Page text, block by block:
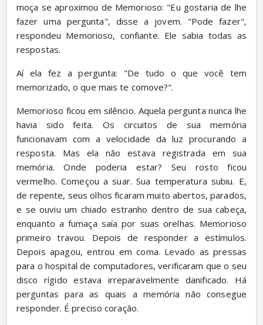
moça se aproximou de Memorioso: "Eu gostaria de lhe
fazer uma pergunta", disse a jovem. "Pode fazer",
respondeu Memorioso, confiante. Ele sabia todas as
respostas.
Aí ela fez a pergunta: "De tudo o que você tem
memorizado, o que mais te comove?".
Memorioso ficou em silêncio. Aquela pergunta nunca lhe
havia sido feita. Os circuitos de sua memória
funcionavam com a velocidade da luz procurando a
resposta. Mas ela não estava registrada em sua
memória. Onde poderia estar? Seu rosto ficou
vermelho. Começou a suar. Sua temperatura subiu. E,
de repente, seus olhos ficaram muito abertos, parados,
e se ouviu um chiado estranho dentro de sua cabeça,
enquanto a fumaça saía por suas orelhas. Memorioso
primeiro travou. Depois de responder a estímulos.
Depois apagou, entrou em coma. Levado as pressas
para o hospital de computadores, verificaram que o seu
disco rígido estava irreparavelmente danificado. Há
perguntas para as quais a memória não consegue
responder. É preciso coração.